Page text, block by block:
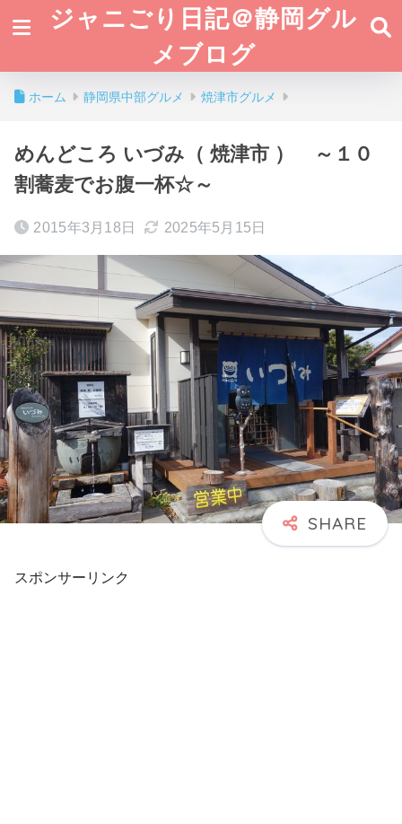
ジャニごり日記＠静岡グル
メブログ
ホーム 静岡県中部グルメ 焼津市グルメ
めんどころ いづみ（ 焼津市 ） ～１０
割蕎麦でお腹一杯☆～
2015年3月18日 2025年5月15日
スポンサーリンク